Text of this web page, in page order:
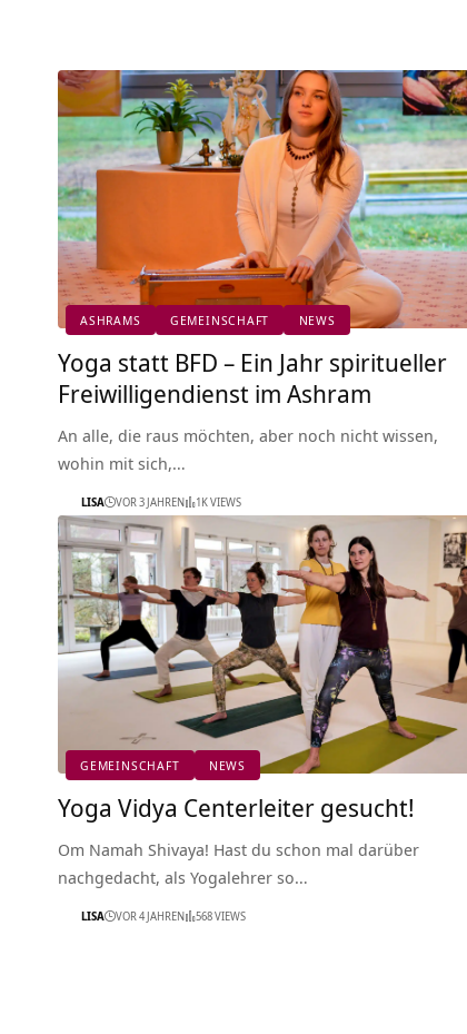
ASHRAMS GEMEINSCHAFT NEWS
Yoga statt BFD – Ein Jahr spiritueller
Freiwilligendienst im Ashram
An alle, die raus möchten, aber noch nicht wissen,
wohin mit sich,…
LISA VOR 3 JAHREN 1K VIEWS
GEMEINSCHAFT NEWS
Yoga Vidya Centerleiter gesucht!
Om Namah Shivaya! Hast du schon mal darüber
nachgedacht, als Yogalehrer so…
LISA VOR 4 JAHREN 568 VIEWS